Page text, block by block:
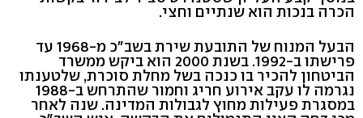
הכרה בנכות הוא שנתיים וחצי.
הבעל המנוח של התובעת שירת בשב"כ מ-1968 עד
פרישתו ב-1992. בשנת 2000 הוא ביקש ממשרד
הביטחון להכיר בו כנכה בשל מחלת סוכרת, שלטענתו
נגרמה לו עקב אירוע חריג וחמור שהתרחש ב-1988
במסגרת פעילות מחוץ לגבולות המדינה. שנה לאחר